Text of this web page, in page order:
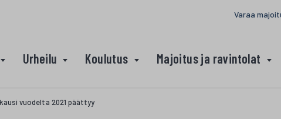
Varaa
Urheilu Koulutus Majoitus ja ravintolat
vuodelta 2021 päättyy